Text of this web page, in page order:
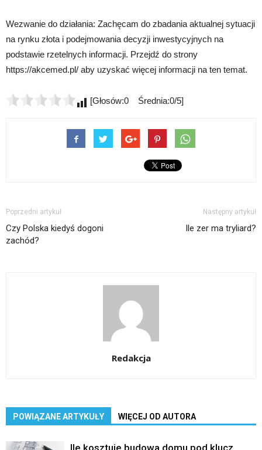
Wezwanie do działania: Zachęcam do zbadania aktualnej sytuacji
na rynku złota i podejmowania decyzji inwestycyjnych na
podstawie rzetelnych informacji. Przejdź do strony
https://akcemed.pl/ aby uzyskać więcej informacji na ten temat.
[Głosów:0 Średnia:0/5]
Poprzedni artykuł
Czy Polska kiedyś dogoni
zachód?
Następny artykuł
Ile zer ma tryliard?
Redakcja
POWIĄZANE ARTYKUŁY WIĘCEJ OD AUTORA